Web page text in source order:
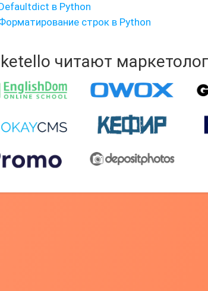
в Python
строк в Python
читают